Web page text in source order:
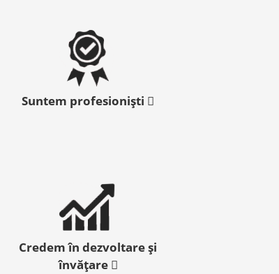
Suntem profesioniști
Credem în dezvoltare și
învățare